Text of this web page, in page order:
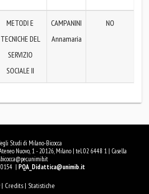
METODI E
TECNICHE DEL
SERVIZIO
SOCIALE II
CAMPANINI
Annamaria
NO
Studi di Milano-Bicocca
Nuovo, 1 - 20126, Milano | tel. 02 6448 1 | Casella
| PQA_Didattica@unimib.it
| Credits | Statistiche